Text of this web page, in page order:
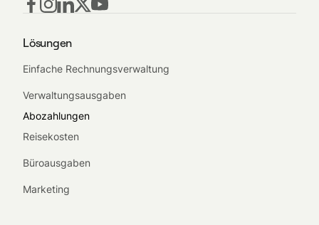
Lösungen
Einfache Rechnungsverwaltung
Verwaltungsausgaben
Abozahlungen
Reisekosten
Büroausgaben
Marketing